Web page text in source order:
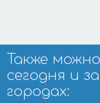
Также
сегодня и
городах: